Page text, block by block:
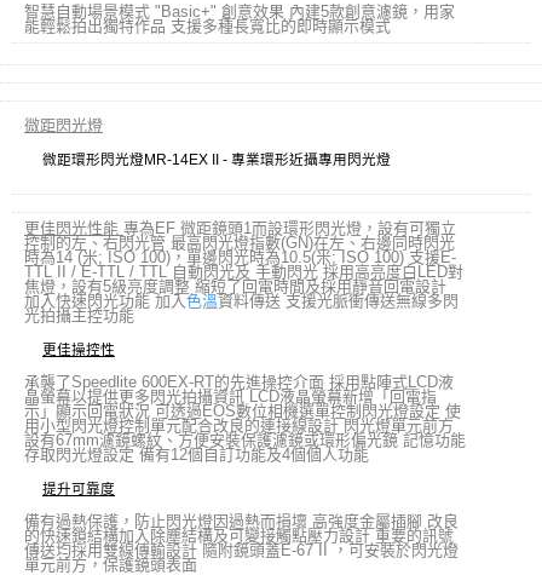
智慧自動場景模式 "Basic+" 創意效果 內建5款創意濾鏡，用家
能輕鬆拍出獨特作品 支援多種長寬比的即時顯示模式
微距閃光燈
微距環形閃光燈MR-14EX II - 專業環形近攝專用閃光燈
更佳閃光性能 專為EF 微距鏡頭1而設環形閃光燈，設有可獨立
控制的左、右閃光管 最高閃光燈指數(GN)在左、右邊同時閃光
時為14 (米; ISO 100)，單邊閃光時為10.5(米; ISO 100) 支援E-
TTL II / E-TTL / TTL 自動閃光及 手動閃光 採用高亮度白LED對
焦燈，設有5級亮度調整 縮短了回電時間及採用靜音回電設計
加入快速閃光功能 加入色溫資料傳送 支援光脈衝傳送無線多閃
光拍攝主控功能
更佳操控性
承襲了Speedlite 600EX-RT的先進操控介面 採用點陣式LCD液
晶螢幕以提供更多閃光拍攝資訊 LCD液晶螢幕新增「回電指
示」顯示回電狀況 可透過EOS數位相機選單控制閃光燈設定 使
用小型閃光燈控制單元配合改良的連接線設計 閃光燈單元前方
設有67mm濾鏡螺紋、方便安裝保護濾鏡或環形偏光鏡 記憶功能
存取閃光燈設定 備有12個自訂功能及4個個人功能
提升可靠度
備有過熱保護，防止閃光燈因過熱而損壞 高強度金屬插腳 改良
的快速鎖結構加入除塵結構及可變接觸點壓力設計 重要的訊號
傳送均採用雙線傳輸設計 隨附鏡頭蓋E-67 II ，可安裝於閃光燈
單元前方，保護鏡頭表面